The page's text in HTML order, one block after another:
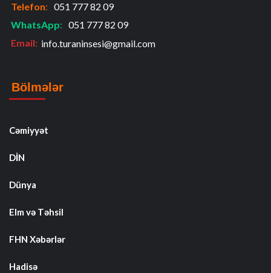
Telefon: 051 777 82 09
WhatsApp: 051 777 82 09
Email: info.turaninsesi@gmail.com
Bölmələr
Cəmiyyət
DİN
Dünya
Elm və Təhsil
FHN Xəbərlər
Hadisə